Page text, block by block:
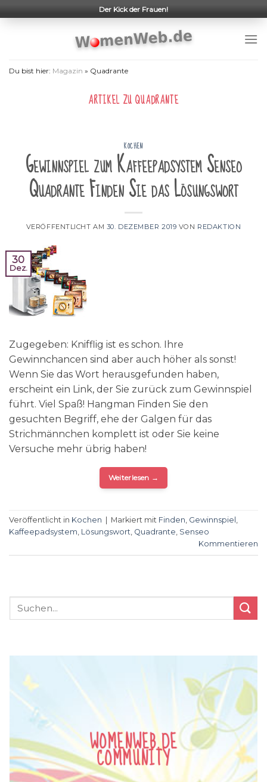
to
Der Kick der Frauen!
Du bist hier: Magazin » Quadrante
ARTIKEL ZUQUADRANTE
KOCHEN
Gewinnspiel zum Kaffeepadsystem Senseo
Quadrante Finden Sie das Lösungswort
VERÖFFENTLICHT AM 30. DEZEMBER 2019 VON REDAKTION
30
Dez.
Zugegeben: Knifflig ist es schon. Ihre
Gewinnchancen sind aber auch höher als sonst!
Wenn Sie das Wort herausgefunden haben,
erscheint ein Link, der Sie zurück zum Gewinnspiel
führt. Viel Spaß! Hangman Finden Sie den
gesuchten Begriff, ehe der Galgen für das
Strichmännchen komplett ist oder Sie keine
Versuche mehr übrig haben!
Weiterlesen →
Veröffentlicht in Kochen Markiert mit Finden Gewinnspiel
Kaffeepadsystem Lösungswort Quadrante Senseo
Kommentieren
WOMENWEB.DE
COMMUNITY